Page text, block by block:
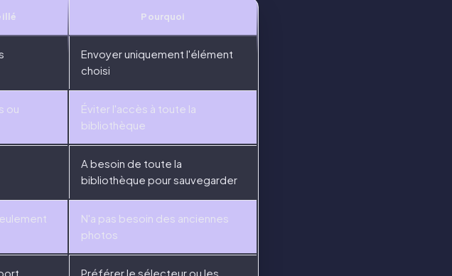
Pourquoi
Envoyer uniquement l'élément
choisi
ou
Éviter l'accès à toute la
bibliothèque
A besoin de toute la
bibliothèque pour sauvegarder
N'a pas besoin des anciennes
photos
Préférer le sélecteur ou les